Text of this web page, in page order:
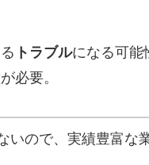
トラブルになる可能
必要。
いので、実績豊富な